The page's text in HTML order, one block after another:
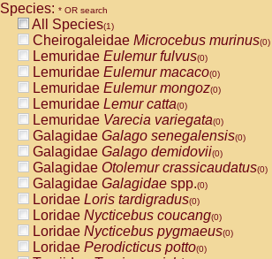
CebidaeCebus capucinus
CebidaeCebus nigrivittatus
CebidaeCebus spp.(0)
CebidaeSaimiri boliviensis(0)
CebidaeSaimiri sciureus(0)
AtelidaeAlouatta caraya(0)
AtelidaeAlouatta fusca(0)
AtelidaeAlouatta seniculus(0)
AtelidaeAlouattaspp.(0)
AtelidaeAteles belzebuth(0)
AtelidaeAteles geoffroyi(0)
AtelidaeAteles paniscus(0)
AtelidaeAtelesspp.(0)
AtelidaeLagothrix lagothricha(0)
AtelidaeLagothrix lagothricha cana
PitheciidaeCacajao calvus
Species: * OR search
All Species(1)
Cheirogaleidae Microcebus murinus(0)
Lemuridae Eulemur fulvus(0)
Lemuridae Eulemur macaco(0)
Lemuridae Eulemur mongoz(0)
Lemuridae Lemur catta(0)
Lemuridae Varecia variegata(0)
Galagidae Galago senegalensis(0)
Galagidae Galago demidovii(0)
Galagidae Otolemur crassicaudatus(0)
Galagidae Galagidae spp.(0)
Loridae Loris tardigradus(0)
Loridae Nycticebus coucang(0)
Loridae Nycticebus pygmaeus(0)
Loridae Perodicticus potto(0)